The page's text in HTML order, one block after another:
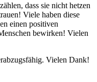
dass sie nicht hetzen
Viele haben diese
einen positiven
bewirken! Vielen
Vielen Dank!